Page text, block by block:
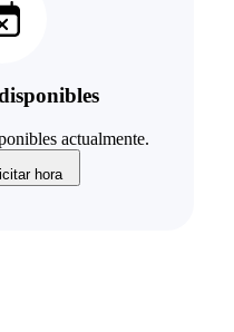
actualmente.
hora